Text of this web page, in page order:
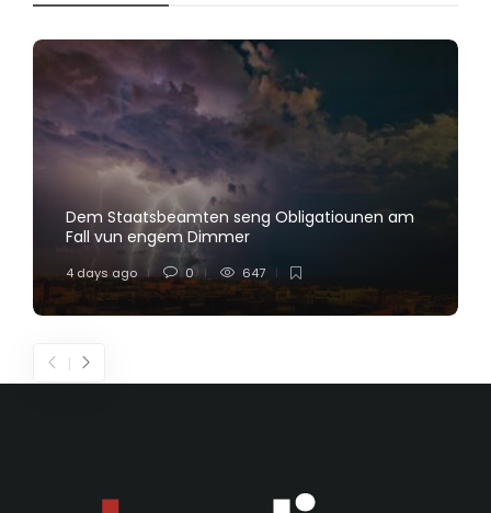
Dem Staatsbeamten seng Obligatiounen am
Fall vun engem Dimmer
4 days ago 0 647